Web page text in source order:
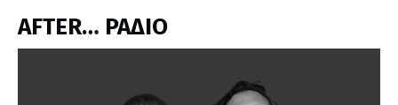
AFTER… ΡΑΔΙΟ